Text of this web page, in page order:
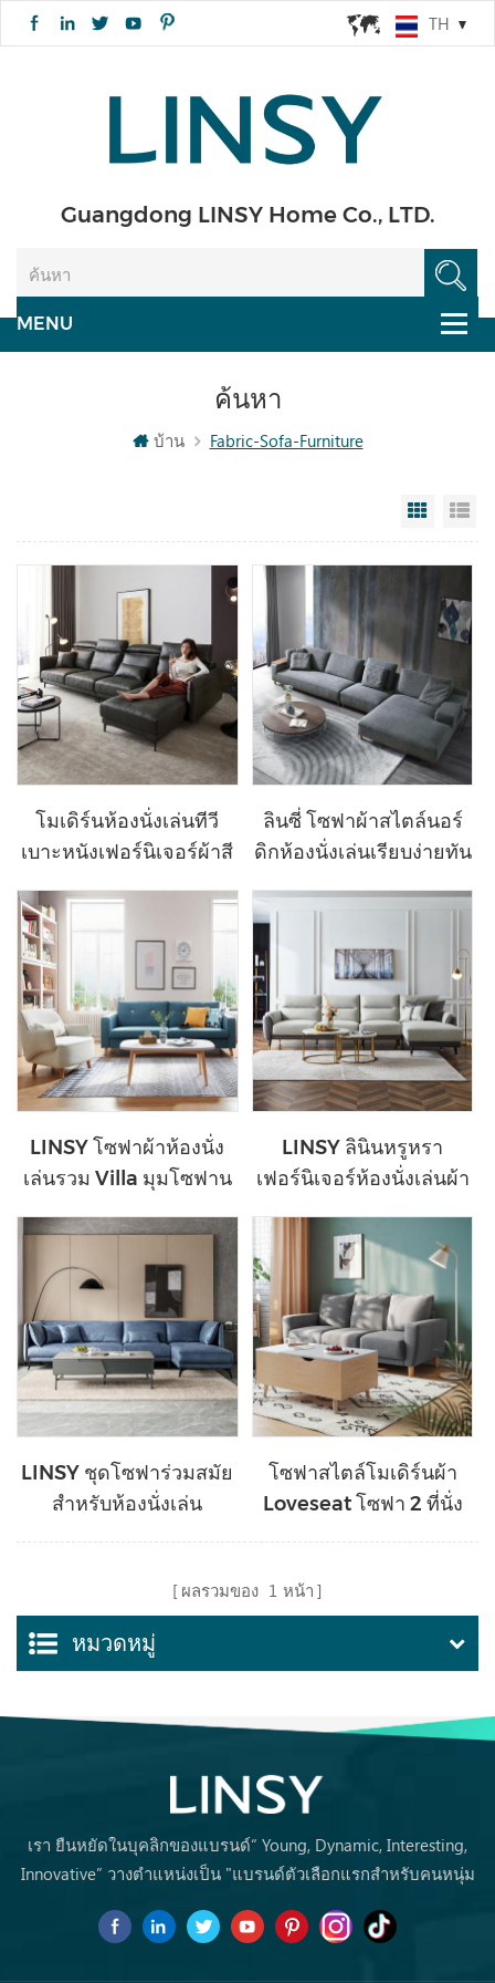
TH
Guangdong LINSY Home Co., LTD.
ค้นหา
บ้าน Fabric-Sofa-Furniture
Grid
โมเดิร์นห้องนั่งเล่นทีวี
เบาะหนังเฟอร์นิเจอร์ผ้าสี
ลินซี่ โซฟาผ้าสไตล์นอร์
ดิกห้องนั่งเล่นเรียบง่ายทัน
เฟอร์นิเจอร์เท้า RAC2K
LINSY โซฟาผ้าห้องนั่ง
เล่นรวม Villa มุมโซฟาน
LINSY ลินินหรูหรา
เฟอร์นิเจอร์ห้องนั่งเล่นผ้า
LINSY ชุดโซฟาร่วมสมัย
สำหรับห้องนั่งเล่น
โซฟาสไตล์โมเดิร์นผ้า
Loveseat โซฟา 2 ที่นั่ง
ผลรวมของ 1 หน้า
หมวดหมู่
เรา ยืนหยัดในบุคลิกของแบรนด์“ Young, Dynamic, Interesting,
Innovative” วางตำแหน่งเป็น "แบรนด์ตัวเลือกแรกสำหรับคนหนุ่ม